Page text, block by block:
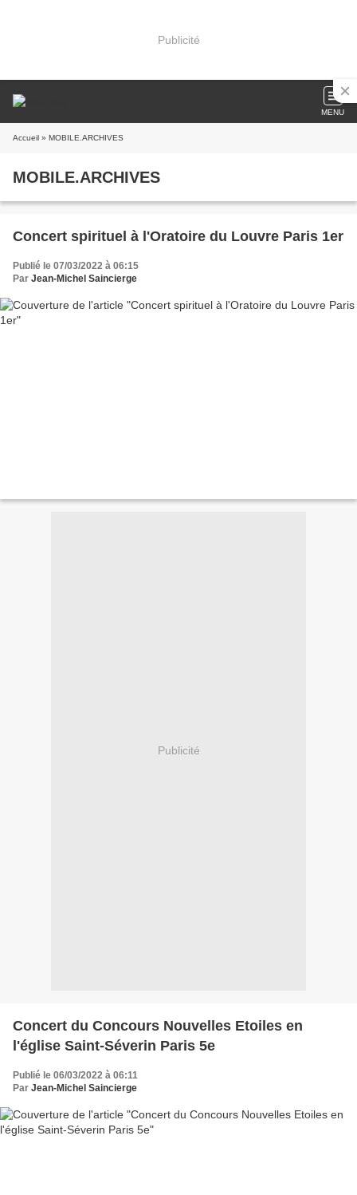
Publicité
MENU
Accueil » MOBILE.ARCHIVES
MOBILE.ARCHIVES
Concert spirituel à l'Oratoire du Louvre Paris 1er
Publié le 07/03/2022 à 06:15
Par Jean-Michel Saincierge
Publicité
Concert du Concours Nouvelles Etoiles en
l'église Saint-Séverin Paris 5e
Publié le 06/03/2022 à 06:11
Par Jean-Michel Saincierge